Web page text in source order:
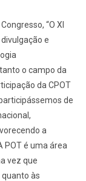
“O XI
e
o campo da
da CPOT
de
a
POT é uma área
vez que
às